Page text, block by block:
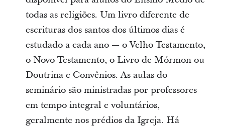
todas as religiões. Um livro diferente de
escrituras dos santos dos últimos dias é
estudado a cada ano — o Velho Testamento,
o Novo Testamento, o Livro de Mórmon ou
Doutrina e Convênios. As aulas do
seminário são ministradas por professores
em tempo integral e voluntários,
geralmente nos prédios da Igreja. Há